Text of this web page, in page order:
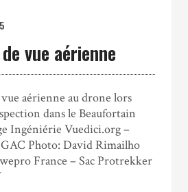
vue aérienne
aérienne au drone lors
dans le Beaufortain
Ingéniérie Vuedici.org –
Photo: David Rimailho
France – Sac Protrekker